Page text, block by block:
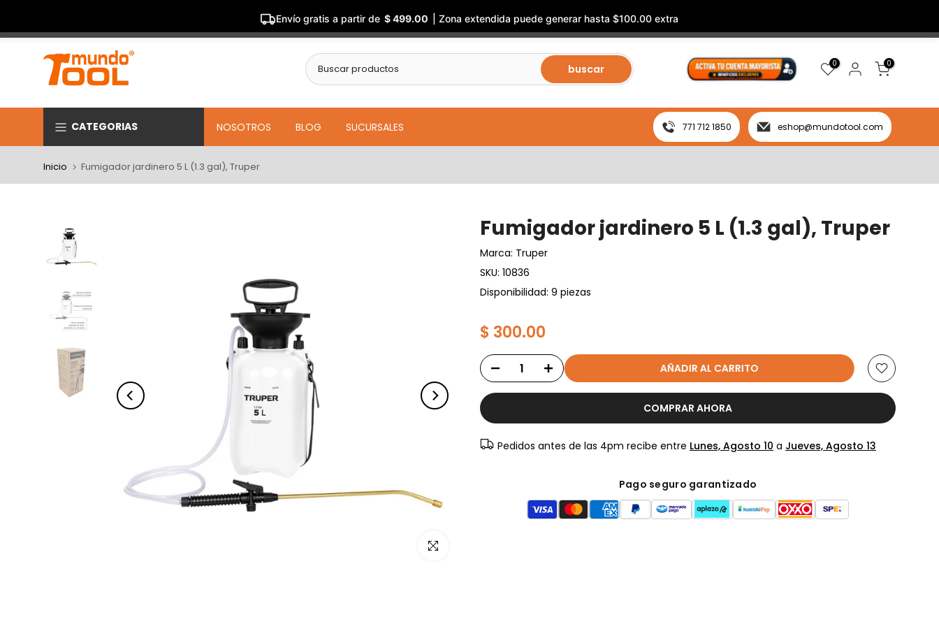
Envío gratis a partir de $ 499.00 | Zona extendida puede generar hasta $100.00 extra
contenido
buscar 0 0
CATEGORIAS NOSOTROS BLOG SUCURSALES 771 712 1850 eshop@mundotool.com
Inicio Fumigador jardinero 5 L (1.3 gal), Truper
Haz clic para ampliar
Fumigador jardinero 5 L (1.3 gal), Truper
Marca: Truper
SKU: 10836
Disponibilidad: 9 piezas
$ 300.00
AÑADIR AL CARRITO
COMPRAR AHORA
Pedidos antes de las 4pm recibe entre Lunes, Agosto 10 a Jueves, Agosto 13
Pago seguro garantizado